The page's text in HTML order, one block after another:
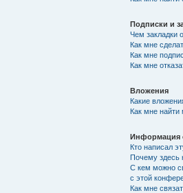
Подписки и
Чем закладки
Как мне
Как мне
Как мне
Вложения
Какие
Как мне
Информация
Кто написал
Почему здесь
С кем можно
с этой
Как мне